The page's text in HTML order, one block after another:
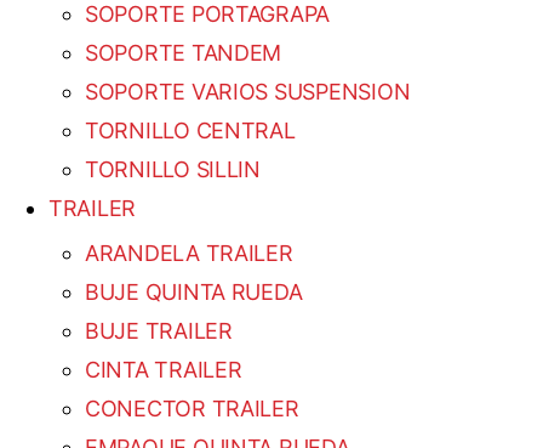
SOPORTE PORTAGRAPA
SOPORTE TANDEM
SOPORTE VARIOS SUSPENSION
TORNILLO CENTRAL
TORNILLO SILLIN
TRAILER
ARANDELA TRAILER
BUJE QUINTA RUEDA
BUJE TRAILER
CINTA TRAILER
CONECTOR TRAILER